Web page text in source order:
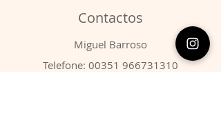
Contactos
​Miguel Barroso
Telefone: 00351 966731310